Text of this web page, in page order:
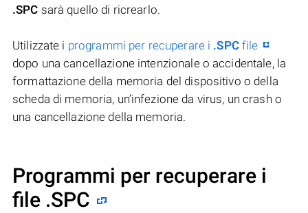
.SPC sarà quello di ricrearlo.
Utilizzate i programmi per recuperare i .SPCfile
dopo una cancellazione intenzionale o accidentale, la
formattazione della memoria del dispositivo o della
scheda di memoria, un’infezione da virus, un crash o
una cancellazione della memoria.
Programmi per recuperare i
file .SPC